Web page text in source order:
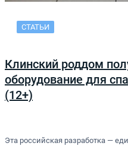
СТАТЬИ
Клинский роддом
оборудование для
(12+)
Эта российская разработка —